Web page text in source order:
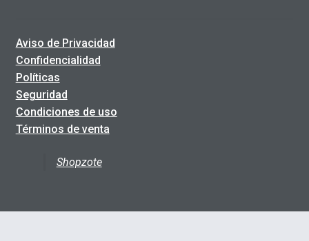
Aviso de Privacidad
Confidencialidad
Políticas
Seguridad
Condiciones de uso
Términos de venta
Shopzote